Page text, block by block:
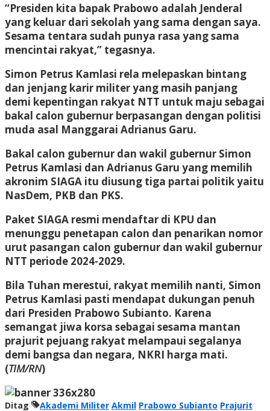
“Presiden kita bapak Prabowo adalah Jenderal
yang keluar dari sekolah yang sama dengan saya.
Sesama tentara sudah punya rasa yang sama
mencintai rakyat,” tegasnya.
Simon Petrus Kamlasi rela melepaskan bintang
dan jenjang karir militer yang masih panjang
demi kepentingan rakyat NTT untuk maju sebagai
bakal calon gubernur berpasangan dengan politisi
muda asal Manggarai Adrianus Garu.
Bakal calon gubernur dan wakil gubernur Simon
Petrus Kamlasi dan Adrianus Garu yang memilih
akronim SIAGA itu diusung tiga partai politik yaitu
NasDem, PKB dan PKS.
Paket SIAGA resmi mendaftar di KPU dan
menunggu penetapan calon dan penarikan nomor
urut pasangan calon gubernur dan wakil gubernur
NTT periode 2024-2029.
Bila Tuhan merestui, rakyat memilih nanti, Simon
Petrus Kamlasi pasti mendapat dukungan penuh
dari Presiden Prabowo Subianto. Karena
semangat jiwa korsa sebagai sesama mantan
prajurit pejuang rakyat melampaui segalanya
demi bangsa dan negara, NKRI harga mati.
(TIM/RN)
Ditag Akademi Militer Akmil Prabowo Subianto Prajurit